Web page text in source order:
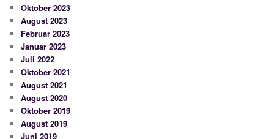
Oktober 2023
August 2023
Februar 2023
Januar 2023
Juli 2022
Oktober 2021
August 2021
August 2020
Oktober 2019
August 2019
Juni 2019